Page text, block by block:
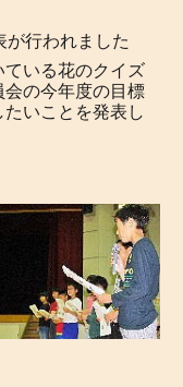
が行われました
いる花のクイズ
の今年度の目標
いことを発表し